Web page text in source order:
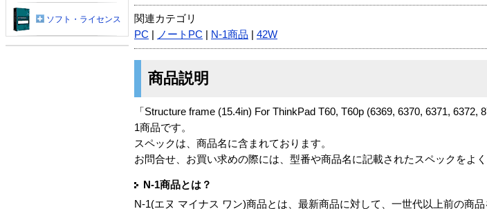
関連カテゴリ
PC
ノートPC N-1商品 42W
商品説明
「Structure frame (15.4in) For ThinkPad T60, T60p (6369, 6370, 6371,
1商品です。
スペックは、商品名に含まれております。
お問合せ、お買い求めの際には、型番や商品名に記載されたスペックをよく
N-1商品とは？
N-1(エヌ マイナス ワン)商品とは、最新商品に対して、一世代以上前の商品
ソフト・ライセンス